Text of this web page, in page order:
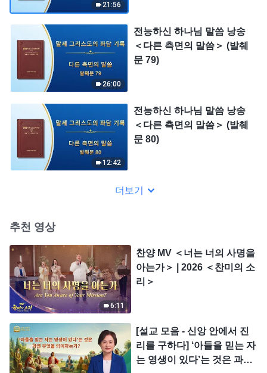
21:56
26:00
전능하신 하나님 말씀 낭송
＜다른 측면의 말씀＞ (발췌
문 79)
12:42
전능하신 하나님 말씀 낭송
＜다른 측면의 말씀＞ (발췌
문 80)
더보기
추천 영상
6:11
찬양 MV ＜너는 너의 사명을
아는가＞ | 2026 ＜찬미의 소
리＞
[설교 모음 - 신앙 안에서 진
리를 구하다] ‘아들을 믿는 자
는 영생이 있다’는 것은 과연